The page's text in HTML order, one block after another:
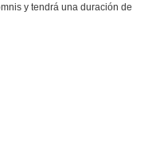
y tendrá una duración de